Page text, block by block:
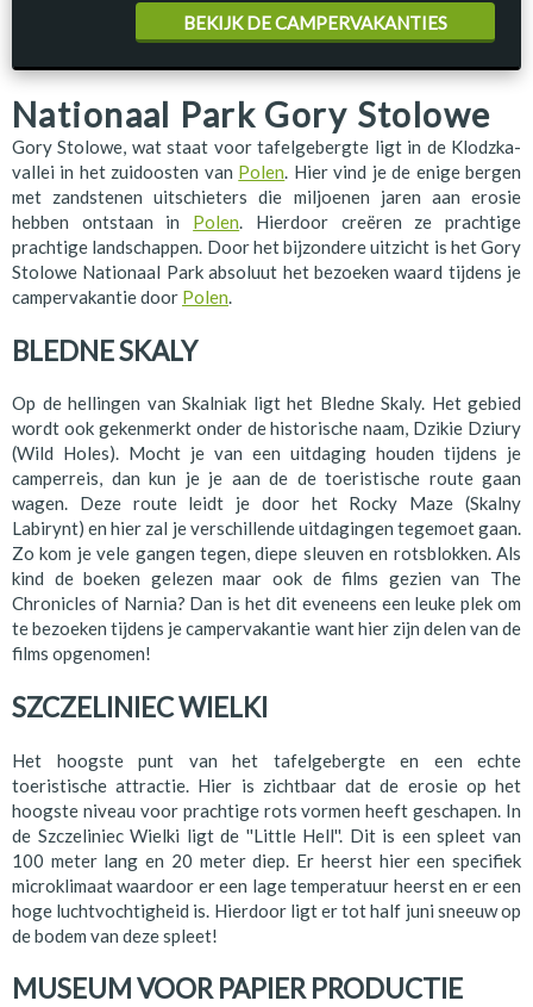
Nationaal Park Gory Stolowe
Gory Stolowe, wat staat voor tafelgebergte ligt in de Klodzka-
vallei in het zuidoosten van Polen. Hier vind je de enige bergen
met zandstenen uitschieters die miljoenen jaren aan erosie
hebben ontstaan in Polen. Hierdoor creëren ze prachtige
prachtige landschappen. Door het bijzondere uitzicht is het Gory
Stolowe Nationaal Park absoluut het bezoeken waard tijdens je
campervakantie door Polen.
BLEDNE SKALY
Op de hellingen van Skalniak ligt het Bledne Skaly. Het gebied
wordt ook gekenmerkt onder de historische naam, Dzikie Dziury
(Wild Holes). Mocht je van een uitdaging houden tijdens je
camperreis, dan kun je je aan de de toeristische route gaan
wagen. Deze route leidt je door het Rocky Maze (Skalny
Labirynt) en hier zal je verschillende uitdagingen tegemoet gaan.
Zo kom je vele gangen tegen, diepe sleuven en rotsblokken. Als
kind de boeken gelezen maar ook de films gezien van The
Chronicles of Narnia? Dan is het dit eveneens een leuke plek om
te bezoeken tijdens je campervakantie want hier zijn delen van de
films opgenomen!
SZCZELINIEC WIELKI
Het hoogste punt van het tafelgebergte en een echte
toeristische attractie. Hier is zichtbaar dat de erosie op het
hoogste niveau voor prachtige rots vormen heeft geschapen. In
de Szczeliniec Wielki ligt de ''Little Hell''. Dit is een spleet van
100 meter lang en 20 meter diep. Er heerst hier een specifiek
microklimaat waardoor er een lage temperatuur heerst en er een
hoge luchtvochtigheid is. Hierdoor ligt er tot half juni sneeuw op
de bodem van deze spleet!
MUSEUM VOOR PAPIER PRODUCTIE
BEKIJK DE CAMPERVAKANTIES